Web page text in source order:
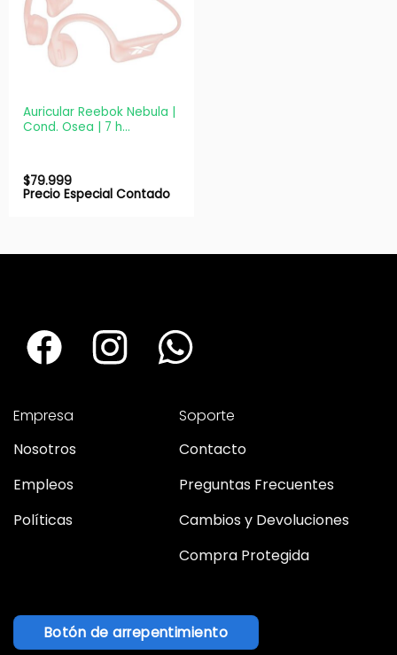
Auricular Reebok Nebula |
Cond. Osea | 7 h
$79.999
Precio Especial Contado
Empresa
Nosotros
Empleos
Políticas
Soporte
Contacto
Preguntas Frecuentes
Cambios y Devoluciones
Compra Protegida
Botón de arrepentimiento